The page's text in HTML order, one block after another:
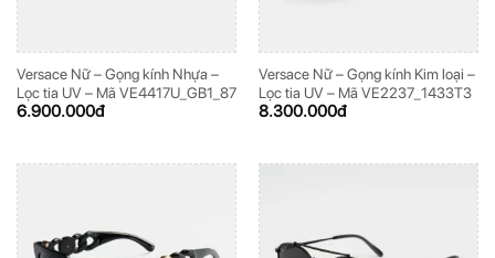
Versace Nữ – Gọng kính Nhựa –
Lọc tia UV – Mã VE4417U_GB1_87
6.900.000đ
Versace Nữ – Gọng kính Kim loại –
Lọc tia UV – Mã VE2237_1433T3
8.300.000đ